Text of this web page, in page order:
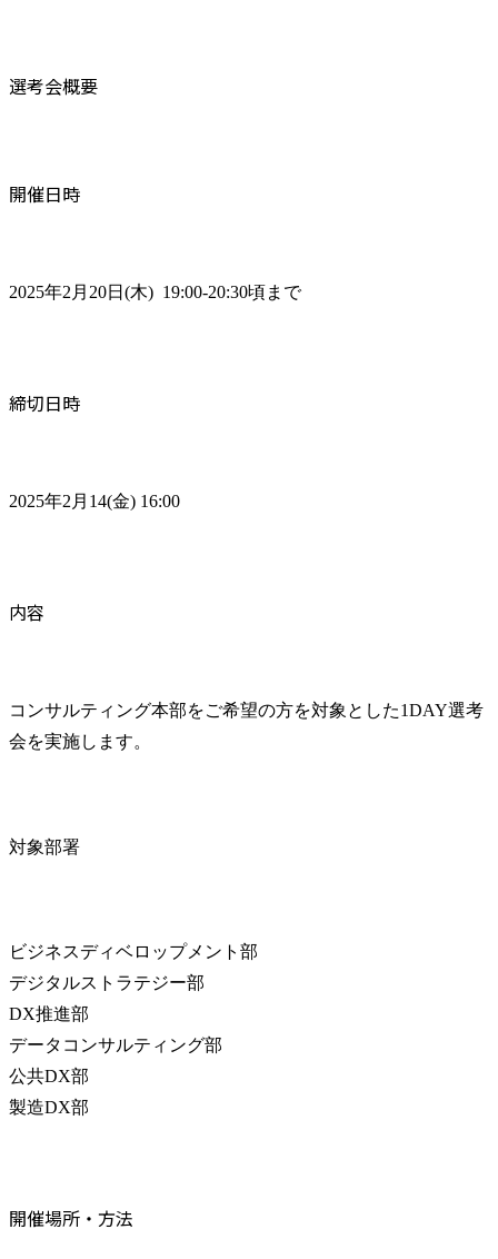
選考会概要
開催日時
2025年2月20日(木)  19:00-20:30頃まで
締切日時
2025年2月14(金) 16:00
内容
コンサルティング本部をご希望の方を対象とした1DAY選考
会を実施します。
対象部署
ビジネスディベロップメント部
デジタルストラテジー部
DX推進部
データコンサルティング部
公共DX部
製造DX部
開催場所・方法